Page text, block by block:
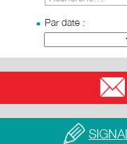
Par date :